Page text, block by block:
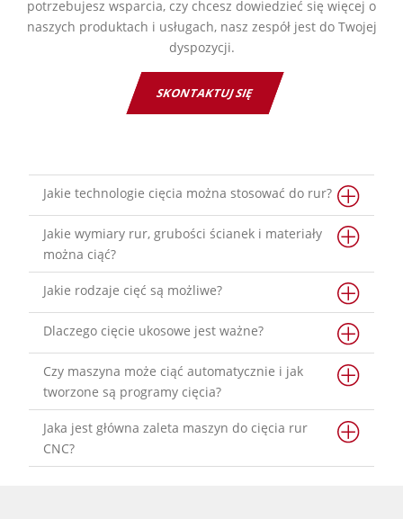
potrzebujesz wsparcia, czy chcesz dowiedzieć się więcej o
naszych produktach i usługach, nasz zespół jest do Twojej
dyspozycji.
SKONTAKTUJ SIĘ
Jakie technologie cięcia można stosować do rur?
Jakie wymiary rur, grubości ścianek i materiały
można ciąć?
Jakie rodzaje cięć są możliwe?
Dlaczego cięcie ukosowe jest ważne?
Czy maszyna może ciąć automatycznie i jak
tworzone są programy cięcia?
Jaka jest główna zaleta maszyn do cięcia rur
CNC?